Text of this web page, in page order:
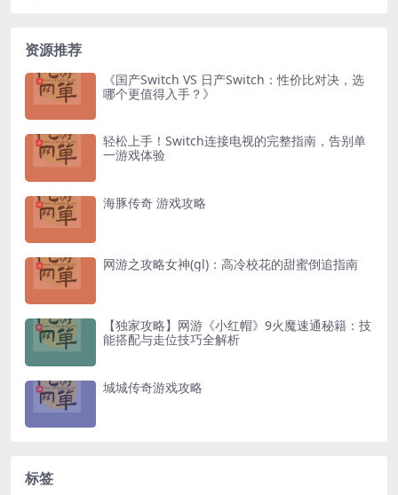
资源推荐
《国产Switch VS 日产Switch：性价比对决，选
哪个更值得入手？》
轻松上手！Switch连接电视的完整指南，告别单
一游戏体验
海豚传奇 游戏攻略
网游之攻略女神(gl)：高冷校花的甜蜜倒追指南
【独家攻略】网游《小红帽》9火魔速通秘籍：技
能搭配与走位技巧全解析
城城传奇游戏攻略
标签